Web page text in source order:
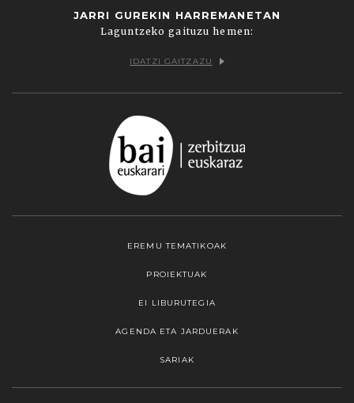
JARRI GUREKIN HARREMANETAN
Laguntzeko gaituzu hemen:
IDATZI GAITZAZU
EREMU TEMATIKOAK
PROIEKTUAK
EI LIBURUTEGIA
AGENDA ETA JARDUERAK
SARIAK